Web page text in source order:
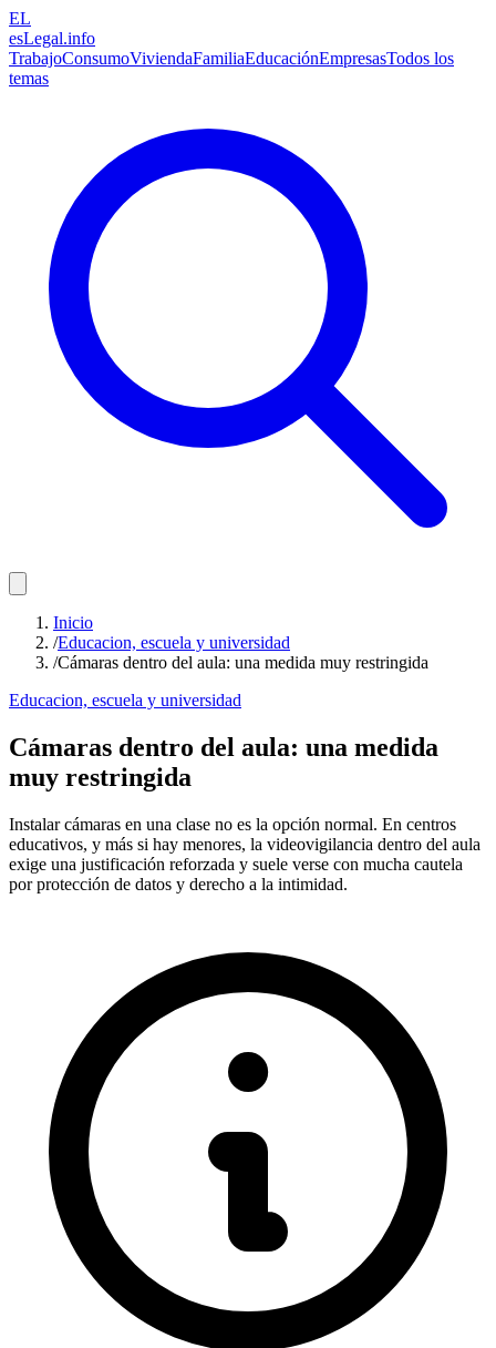
EL
esLegal.info
TrabajoConsumoViviendaFamiliaEducaciónEmpresasTodos los
temas
Inicio
/Educacion, escuela y universidad
/Cámaras dentro del aula: una medida muy restringida
Educacion, escuela y universidad
Cámaras dentro del aula: una medida
muy restringida
Instalar cámaras en una clase no es la opción normal. En centros
educativos, y más si hay menores, la videovigilancia dentro del aula
exige una justificación reforzada y suele verse con mucha cautela
por protección de datos y derecho a la intimidad.